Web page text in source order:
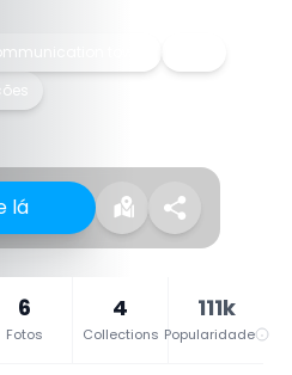
tower
lá
6
Fotos
4
Collections
111k
Popularidade